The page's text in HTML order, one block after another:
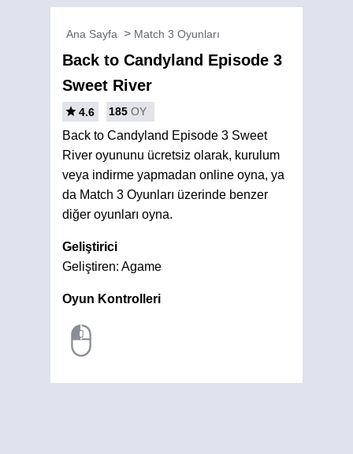
Ana Sayfa Match 3 Oyunları
Back to Candyland Episode 3
Sweet River
4.6 185 OY
Back to Candyland Episode 3 Sweet
River oyununu ücretsiz olarak, kurulum
veya indirme yapmadan online oyna, ya
da Match 3 Oyunları üzerinde benzer
diğer oyunları oyna.
Geliştirici
Geliştiren: Agame
Oyun Kontrolleri